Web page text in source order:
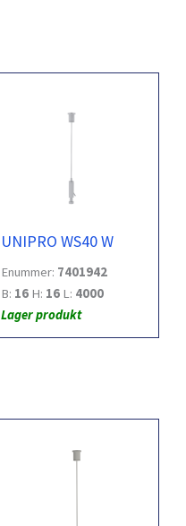
UNIPRO WS40 W
Enummer: 7401942
B: 16 H: 16 L: 4000
Lager produkt